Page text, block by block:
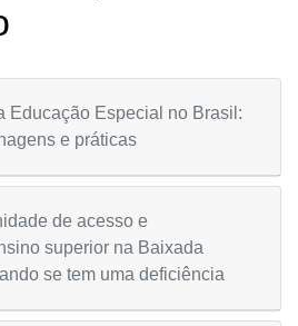
Educação Especial no Brasil:
e práticas
de acesso e
superior na Baixada
se tem uma deficiência